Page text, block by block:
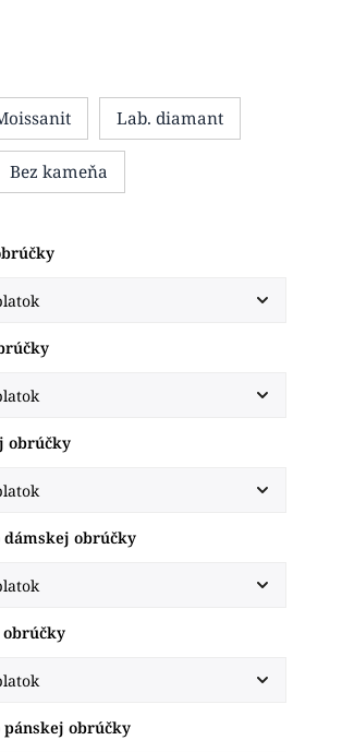
Lab. diamant
Bez kameňa
obrúčky
obrúčky
obrúčky